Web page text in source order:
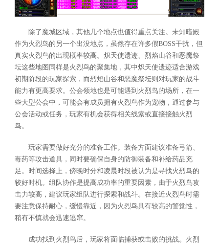
除了魔城区域，其他几个地点也值得重点关注。未知暗殿
作为火烈鸟的另一个出没地点，虽然存在许多假BOSS干扰，但
真实火烈鸟的出现概率较高。炽天使遗迹、烈焰山谷和恶魔祭
坛这些地图同样是火烈鸟的聚集地，其中炽天使遗迹适合游戏
初期阶段的玩家探索，而烈焰山谷和恶魔祭坛则对玩家的战斗
能力有更高要求。公会领地也是可能遇到火烈鸟的场所，在一
些大型公会中，可能会有成员拥有火烈鸟作为宠物，通过参与
公会活动或任务，玩家有机会获得相关线索或直接接触火烈
鸟。
玩家需要做好充分的准备工作。装备方面建议准备弓箭、
毒药等攻击道具，同时要确保自身的防御装备和补给药品充
足。时间选择上，傍晚时分和凌晨时段被认为是寻找火烈鸟的
较好时机。组队协作是提高成功率的重要因素，由于火烈鸟攻
击力较高，建议玩家组队进行探索和战斗。在接近火烈鸟时需
要注意保持耐心，缓慢靠近，因为火烈鸟具有较高的警觉性，
稍有不慎就会迅速逃窜。
成功找到火烈鸟后，玩家将面临捕获或击败的挑战。火烈